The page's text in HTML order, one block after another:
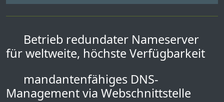
Betrieb redundater Nameserver
für weltweite, höchste Verfügbarkeit
mandantenfähiges DNS-
Management via Webschnittstelle